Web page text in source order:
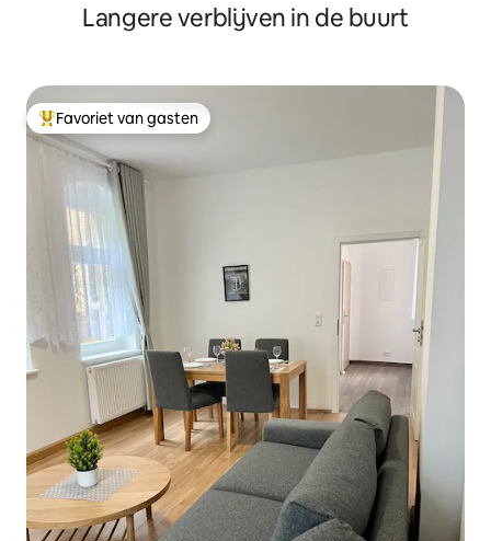
Langere verblijven in de buurt
Topfavoriet van gasten
Favoriet van gasten